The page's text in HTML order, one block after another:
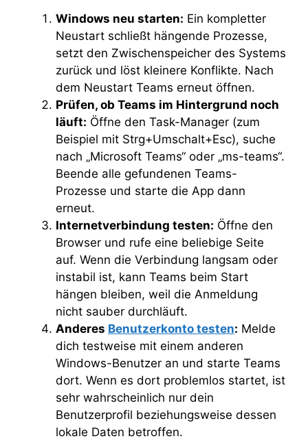
Windows neu starten: Ein kompletter
Neustart schließt hängende Prozesse,
setzt den Zwischenspeicher des Systems
zurück und löst kleinere Konflikte. Nach
dem Neustart Teams erneut öffnen.
Prüfen, ob Teams im Hintergrund noch
läuft: Öffne den Task-Manager (zum
Beispiel mit Strg+Umschalt+Esc), suche
nach „Microsoft Teams“ oder „ms-teams“.
Beende alle gefundenen Teams-
Prozesse und starte die App dann
erneut.
Internetverbindung testen: Öffne den
Browser und rufe eine beliebige Seite
auf. Wenn die Verbindung langsam oder
instabil ist, kann Teams beim Start
hängen bleiben, weil die Anmeldung
nicht sauber durchläuft.
Anderes Benutzerkonto testen: Melde
dich testweise mit einem anderen
Windows-Benutzer an und starte Teams
dort. Wenn es dort problemlos startet, ist
sehr wahrscheinlich nur dein
Benutzerprofil beziehungsweise dessen
lokale Daten betroffen.